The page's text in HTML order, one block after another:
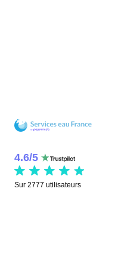
4.6/5
Sur 2777 utilisateurs